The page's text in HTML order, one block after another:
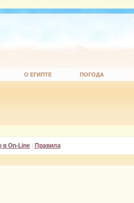
О ЕГИПТЕ ПОГОДА
в On-Line| Правила